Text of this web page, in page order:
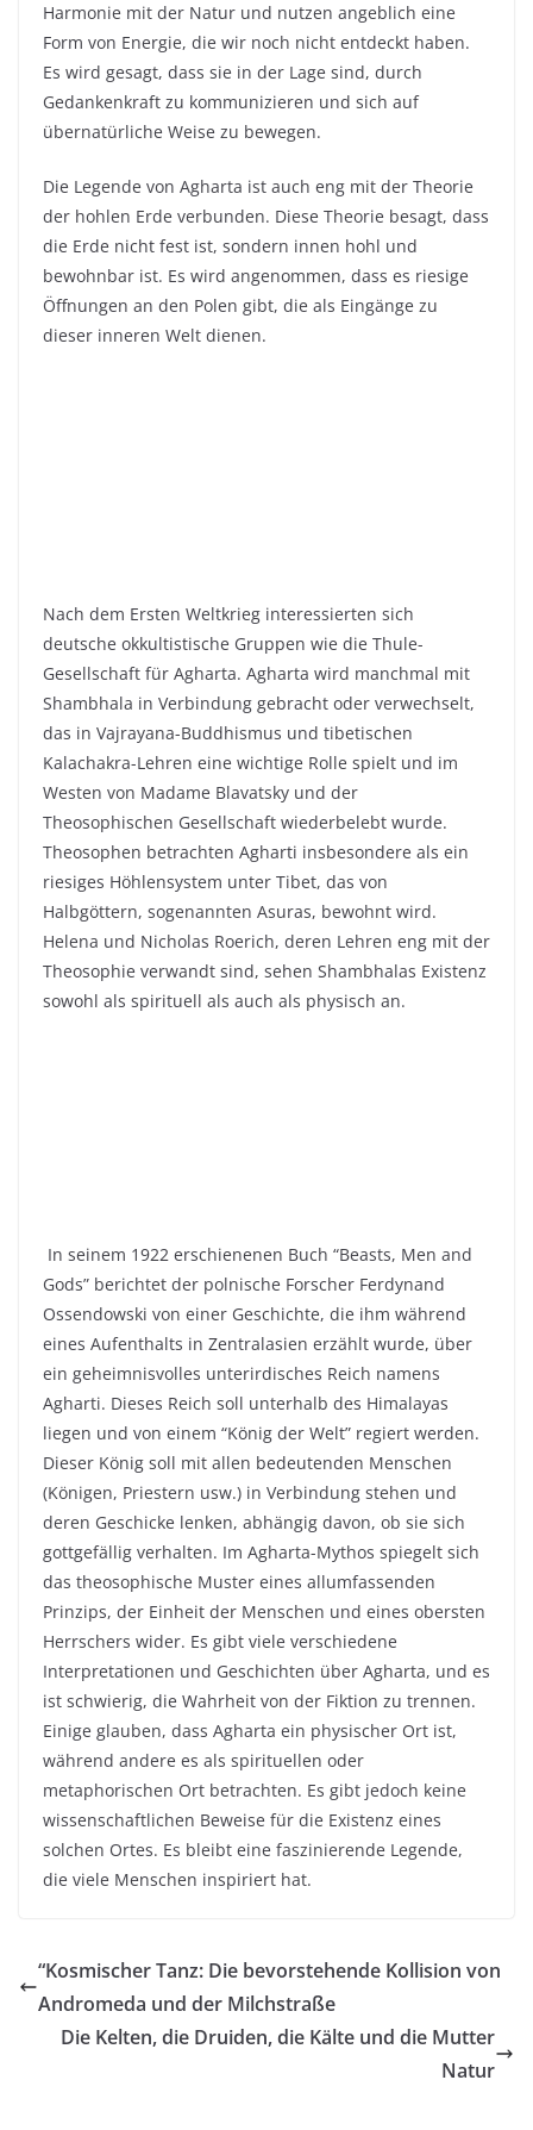
Harmonie mit der Natur und nutzen angeblich eine
Form von Energie, die wir noch nicht entdeckt haben.
Es wird gesagt, dass sie in der Lage sind, durch
Gedankenkraft zu kommunizieren und sich auf
übernatürliche Weise zu bewegen.
Die Legende von Agharta ist auch eng mit der Theorie
der hohlen Erde verbunden. Diese Theorie besagt, dass
die Erde nicht fest ist, sondern innen hohl und
bewohnbar ist. Es wird angenommen, dass es riesige
Öffnungen an den Polen gibt, die als Eingänge zu
dieser inneren Welt dienen.
Nach dem Ersten Weltkrieg interessierten sich
deutsche okkultistische Gruppen wie die Thule-
Gesellschaft für Agharta. Agharta wird manchmal mit
Shambhala in Verbindung gebracht oder verwechselt,
das in Vajrayana-Buddhismus und tibetischen
Kalachakra-Lehren eine wichtige Rolle spielt und im
Westen von Madame Blavatsky und der
Theosophischen Gesellschaft wiederbelebt wurde.
Theosophen betrachten Agharti insbesondere als ein
riesiges Höhlensystem unter Tibet, das von
Halbgöttern, sogenannten Asuras, bewohnt wird.
Helena und Nicholas Roerich, deren Lehren eng mit der
Theosophie verwandt sind, sehen Shambhalas Existenz
sowohl als spirituell als auch als physisch an.
In seinem 1922 erschienenen Buch “Beasts, Men and
Gods” berichtet der polnische Forscher Ferdynand
Ossendowski von einer Geschichte, die ihm während
eines Aufenthalts in Zentralasien erzählt wurde, über
ein geheimnisvolles unterirdisches Reich namens
Agharti. Dieses Reich soll unterhalb des Himalayas
liegen und von einem “König der Welt” regiert werden.
Dieser König soll mit allen bedeutenden Menschen
(Königen, Priestern usw.) in Verbindung stehen und
deren Geschicke lenken, abhängig davon, ob sie sich
gottgefällig verhalten. Im Agharta-Mythos spiegelt sich
das theosophische Muster eines allumfassenden
Prinzips, der Einheit der Menschen und eines obersten
Herrschers wider. Es gibt viele verschiedene
Interpretationen und Geschichten über Agharta, und es
ist schwierig, die Wahrheit von der Fiktion zu trennen.
Einige glauben, dass Agharta ein physischer Ort ist,
während andere es als spirituellen oder
metaphorischen Ort betrachten. Es gibt jedoch keine
wissenschaftlichen Beweise für die Existenz eines
solchen Ortes. Es bleibt eine faszinierende Legende,
die viele Menschen inspiriert hat.
“Kosmischer Tanz: Die bevorstehende Kollision von
Andromeda und der Milchstraße
Die Kelten, die Druiden, die Kälte und die Mutter
Natur